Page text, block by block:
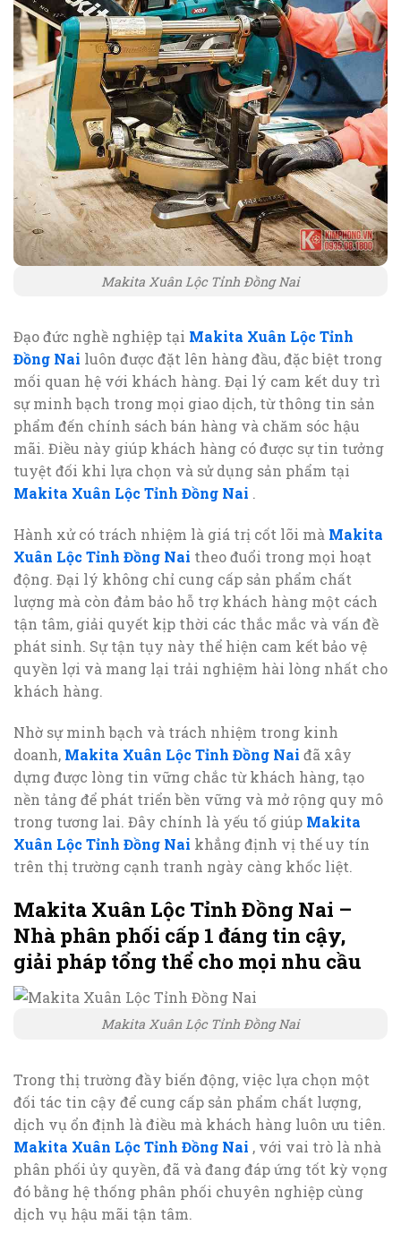
Makita Xuân Lộc Tỉnh Đồng Nai
Đạo đức nghề nghiệp tại Makita Xuân Lộc Tỉnh
Đồng Nai luôn được đặt lên hàng đầu, đặc biệt trong
mối quan hệ với khách hàng. Đại lý cam kết duy trì
sự minh bạch trong mọi giao dịch, từ thông tin sản
phẩm đến chính sách bán hàng và chăm sóc hậu
mãi. Điều này giúp khách hàng có được sự tin tưởng
tuyệt đối khi lựa chọn và sử dụng sản phẩm tại
Makita Xuân Lộc Tỉnh Đồng Nai .
Hành xử có trách nhiệm là giá trị cốt lõi mà Makita
Xuân Lộc Tỉnh Đồng Nai theo đuổi trong mọi hoạt
động. Đại lý không chỉ cung cấp sản phẩm chất
lượng mà còn đảm bảo hỗ trợ khách hàng một cách
tận tâm, giải quyết kịp thời các thắc mắc và vấn đề
phát sinh. Sự tận tụy này thể hiện cam kết bảo vệ
quyền lợi và mang lại trải nghiệm hài lòng nhất cho
khách hàng.
Nhờ sự minh bạch và trách nhiệm trong kinh
doanh, Makita Xuân Lộc Tỉnh Đồng Nai đã xây
dựng được lòng tin vững chắc từ khách hàng, tạo
nền tảng để phát triển bền vững và mở rộng quy mô
trong tương lai. Đây chính là yếu tố giúp Makita
Xuân Lộc Tỉnh Đồng Nai khẳng định vị thế uy tín
trên thị trường cạnh tranh ngày càng khốc liệt.
Makita Xuân Lộc Tỉnh Đồng Nai –
Nhà phân phối cấp 1 đáng tin cậy,
giải pháp tổng thể cho mọi nhu cầu
Makita Xuân Lộc Tỉnh Đồng Nai
Trong thị trường đầy biến động, việc lựa chọn một
đối tác tin cậy để cung cấp sản phẩm chất lượng,
dịch vụ ổn định là điều mà khách hàng luôn ưu tiên.
Makita Xuân Lộc Tỉnh Đồng Nai , với vai trò là nhà
phân phối ủy quyền, đã và đang đáp ứng tốt kỳ vọng
đó bằng hệ thống phân phối chuyên nghiệp cùng
dịch vụ hậu mãi tận tâm.